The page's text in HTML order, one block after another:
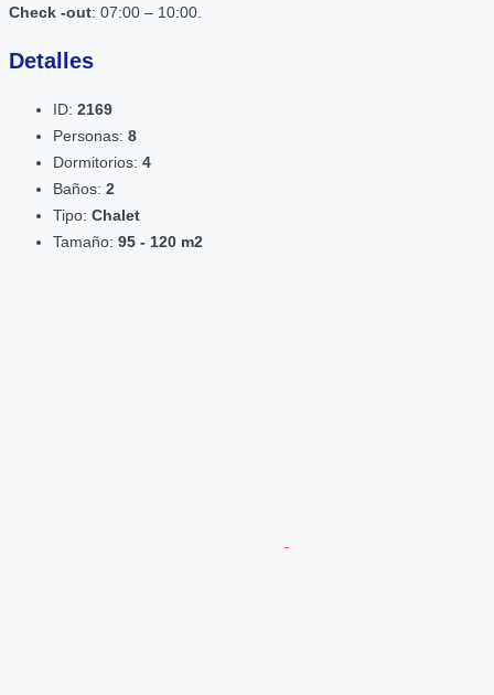
Check -out: 07:00 – 10:00.
Detalles
ID: 2169
Personas: 8
Dormitorios: 4
Baños: 2
Tipo: Chalet
Tamaño: 95 - 120 m2